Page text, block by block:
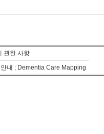
관한 사항
내 ; Dementia Care Mapping